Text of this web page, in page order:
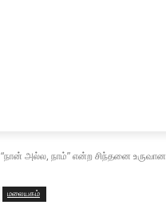
“நான் அல்ல, நாம்” என்ற சிந்தனை
மலையகம்